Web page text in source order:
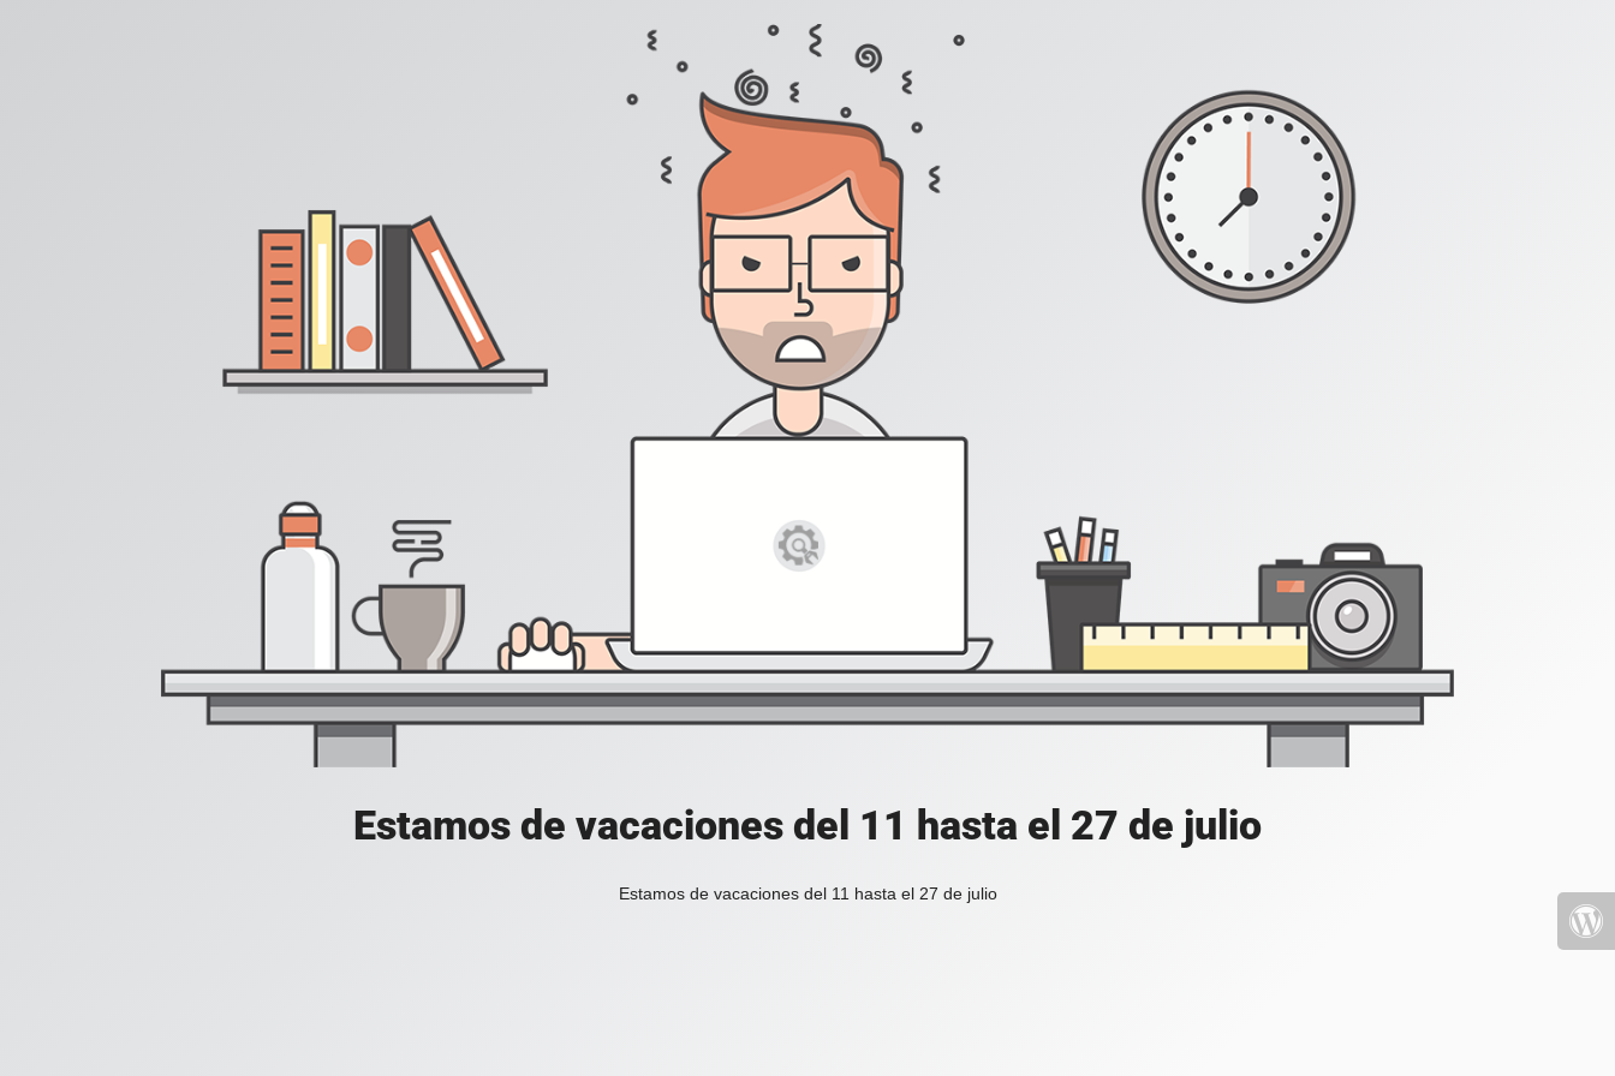
Estamos de vacaciones del 11 hasta el 27 de julio
Estamos de vacaciones del 11 hasta el 27 de julio